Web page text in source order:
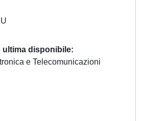
ultima disponibile
e Telecomunicazioni